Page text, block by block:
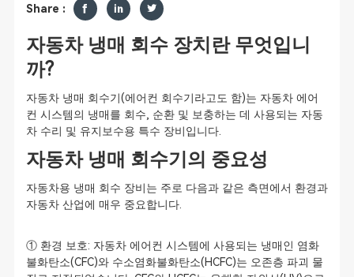
Share :
자동차 냉매 회수 장치란 무엇입니
까?
자동차 냉매 회수기(에어컨 회수기라고도 함)는 자동차 에어
컨 시스템의 냉매를 회수, 순환 및 보충하는 데 사용되는 자동
차 수리 및 유지보수용 특수 장비입니다.
자동차 냉매 회수기의 중요성
자동차용 냉매 회수 장비는 주로 다음과 같은 측면에서 환경과
자동차 산업에 매우 중요합니다.
① 환경 보호: 자동차 에어컨 시스템에 사용되는 냉매인 염화
불화탄소(CFC)와 수소염화불화탄소(HCFC)는 오존층 파괴 물